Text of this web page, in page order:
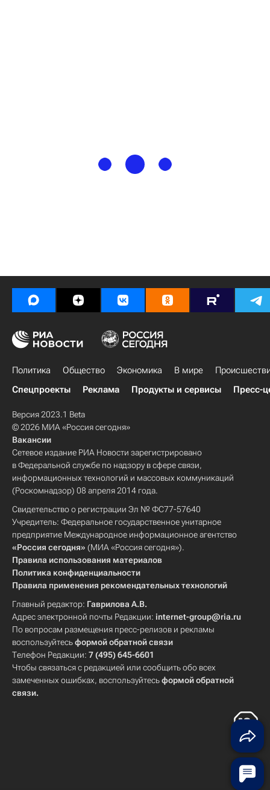
Политика Общество Экономика В мире
Спецпроекты
Реклама Продукты и сервисы Пресс-
Версия 2023.1 Beta
© 2026 МИА «Россия сегодня»
Вакансии
Сетевое издание РИА Новости зарегистрировано
в Федеральной службе по надзору в сфере связи,
информационных технологий и массовых коммуникаций
(Роскомнадзор) 08 апреля 2014 года.
Свидетельство о регистрации Эл № ФС77-57640
Учредитель: Федеральное государственное унитарное
предприятие Международное информационное агентство
«Россия сегодня» (МИА «Россия сегодня»).
Правила использования материалов
Политика конфиденциальности
Правила применения рекомендательных технологий
Главный редактор: Гаврилова А.В.
Адрес электронной почты Редакции: internet-group@ria.ru
По вопросам размещения пресс-релизов и рекламы
воспользуйтесьформой обратной связи
Телефон Редакции: 7 (495) 645-6601
Чтобы связаться с редакцией или сообщить обо всех
замеченных ошибках, воспользуйтесьформой обратной
связи.